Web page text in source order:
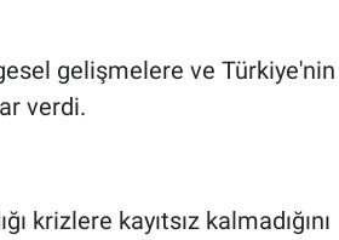
gelişmelere ve Türkiye'nin
verdi.
krizlere kayıtsız kalmadığını